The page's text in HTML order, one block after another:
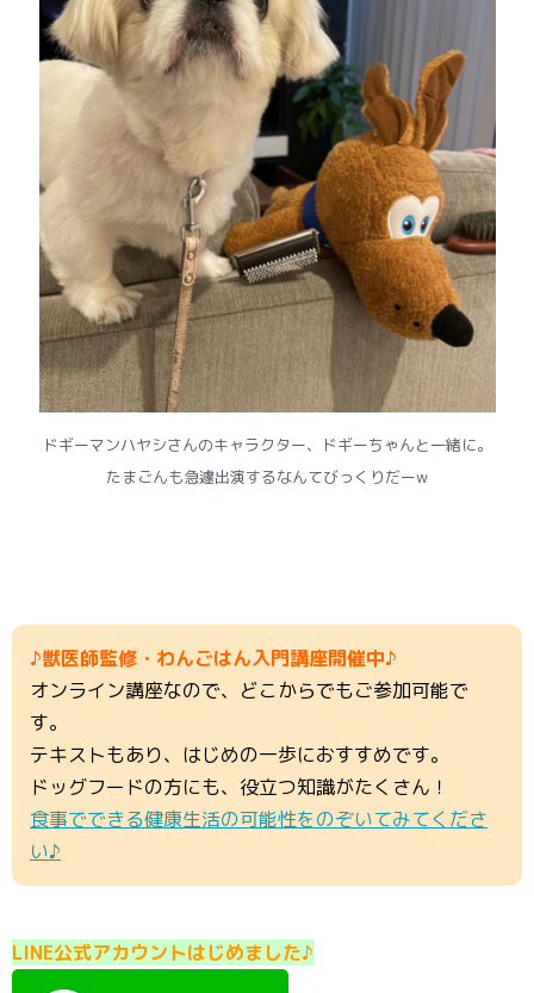
ドギーマンハヤシさんのキャラクター、ドギーちゃんと一緒に。
たまごんも急遽出演するなんてびっくりだーw
♪獣医師監修・わんごはん入門講座開催中♪
オンライン講座なので、どこからでもご参加可能で
す。
テキストもあり、はじめの一歩におすすめです。
ドッグフードの方にも、役立つ知識がたくさん！
食事でできる健康生活の可能性をのぞいてみてくださ
い♪
LINE公式アカウントはじめました♪